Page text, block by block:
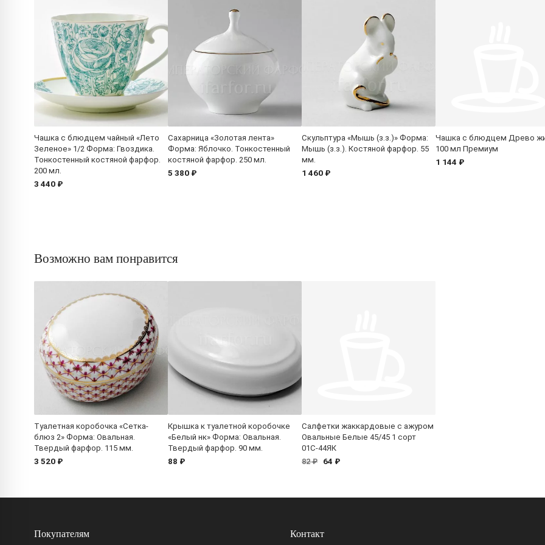
Чашка с блюдцем чайный «Лето
Зеленое» 1/2 Форма: Гвоздика.
Тонкостенный костяной фарфор.
200 мл.
3 440 ₽
Сахарница «Золотая лента»
Форма: Яблочко. Тонкостенный
костяной фарфор. 250 мл.
5 380 ₽
Скульптура «Мышь (з.з.)» Форма:
Мышь (з.з.). Костяной фарфор. 55
мм.
1 460 ₽
Чашка с блюдцем Древо
100 мл Премиум
1 144 ₽
Возможно вам понравится
Туалетная коробочка «Сетка-
блюз 2» Форма: Овальная.
Твердый фарфор. 115 мм.
3 520 ₽
Крышка к туалетной коробочке
«Белый нк» Форма: Овальная.
Твердый фарфор. 90 мм.
88 ₽
Салфетки жаккардовые с ажуром
Овальные Белые 45/45 1 сорт
01С-44ЯК
82 ₽
64 ₽
Покупателям Контакт